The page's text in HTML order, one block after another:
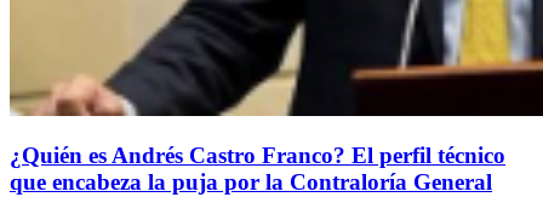
¿Quién es Andrés Castro Franco? El perfil técnico
que encabeza la puja por la Contraloría General